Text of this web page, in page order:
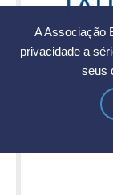
A Associação
privacidade a
seus